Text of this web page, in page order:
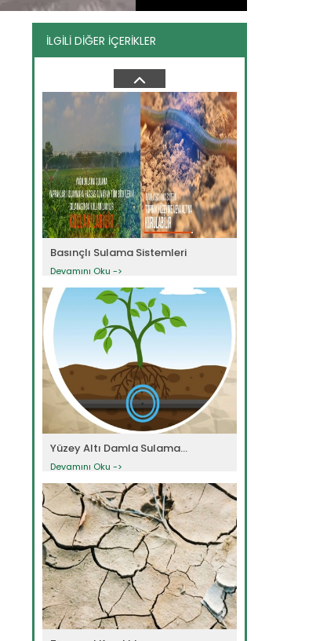
İLGİLİ DİĞER İÇERİKLER
SUET Tanıtım Filmi
Basınçlı Sulama Sistemleri
Devamını Oku ->
Yüzey Altı Damla Sulama...
Devamını Oku ->